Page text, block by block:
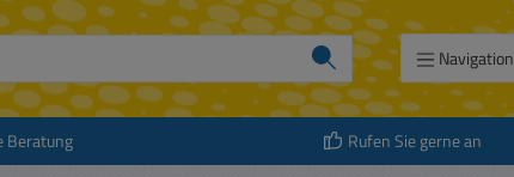
Navigation
Beratung Rufen Sie gerne an